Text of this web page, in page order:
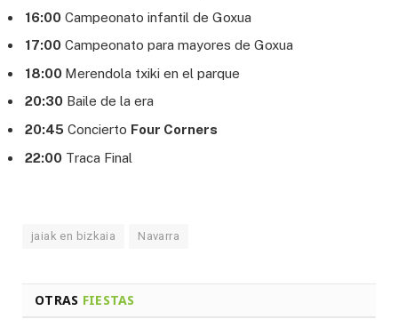
16:00 Campeonato infantil de Goxua
17:00 Campeonato para mayores de Goxua
18:00 Merendola txiki en el parque
20:30 Baile de la era
20:45 Concierto Four Corners
22:00 Traca Final
jaiak en bizkaia Navarra
OTRAS FIESTAS